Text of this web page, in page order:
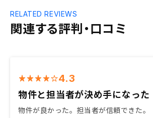
関連する評判・口コミ
RELATED REVIEWS
4.3
物件と担当者が決め手になった
物件が良かった。担当者が信頼できた。